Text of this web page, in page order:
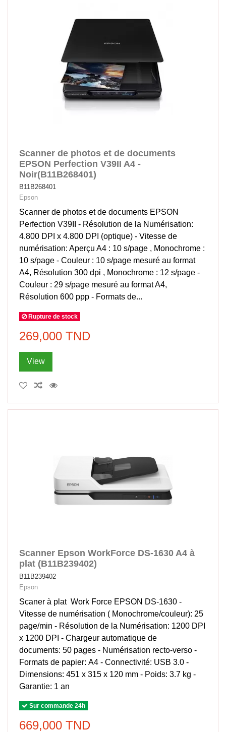
Scanner de photos et de documents
EPSON Perfection V39II A4 -
Noir(B11B268401)
B11B268401
Epson
Scanner de photos et de documents EPSON
Perfection V39II - Résolution de la Numérisation:
4.800 DPI x 4.800 DPI (optique) - Vitesse de
numérisation: Aperçu A4 : 10 s/page , Monochrome :
10 s/page - Couleur : 10 s/page mesuré au format
A4, Résolution 300 dpi , Monochrome : 12 s/page -
Couleur : 29 s/page mesuré au format A4,
Résolution 600 ppp - Formats de...
Rupture de stock
269,000 TND
View
Scanner Epson WorkForce DS-1630 A4 à
plat (B11B239402)
B11B239402
Epson
Scaner à plat Work Force EPSON DS-1630 -
Vitesse de numérisation ( Monochrome/couleur): 25
page/min - Résolution de la Numérisation: 1200 DPI
x 1200 DPI - Chargeur automatique de
documents: 50 pages - Numérisation recto-verso -
Formats de papier: A4 - Connectivité: USB 3.0 -
Dimensions: 451‎ x 315 x 120 mm - Poids: 3.7 kg -
Garantie: 1 an
Sur commande 24h
669,000 TND